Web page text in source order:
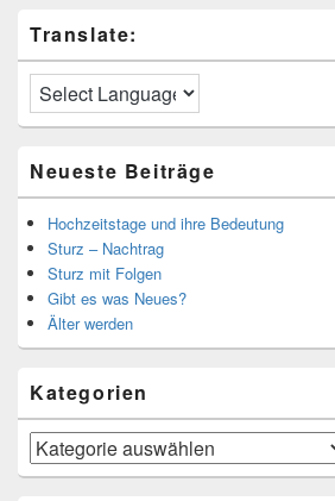
Translate:
Neueste Beiträge
Hochzeitstage und ihre Bedeutung
Sturz – Nachtrag
Sturz mit Folgen
Gibt es was Neues?
Älter werden
Kategorien
Kategorien